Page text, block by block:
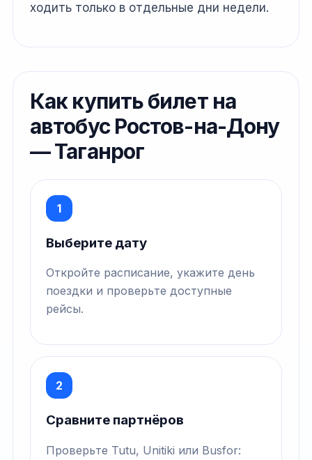
ходить только в отдельные дни недели.
Как купить билет на
автобус Ростов-на-Дону
— Таганрог
1
Выберите дату
Откройте расписание, укажите день
поездки и проверьте доступные
рейсы.
2
Сравните партнёров
Проверьте Tutu, Unitiki или Busfor: